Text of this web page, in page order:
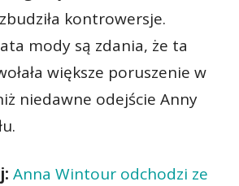
kontrowersje.
mody są zdania, że ta
większe poruszenie w
niedawne odejście Anny
Anna Wintour odchodzi ze